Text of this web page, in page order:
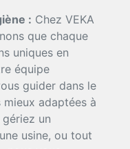
: Chez VEKA
que chaque
uniques en
équipe
guider dans le
adaptées à
un
usine, ou tout